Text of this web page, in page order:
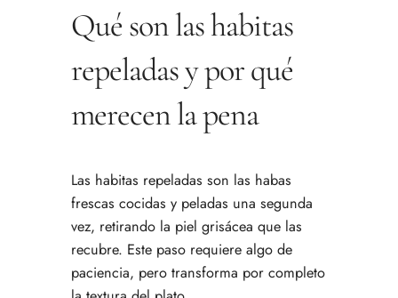
Qué son las habitas
repeladas y por qué
merecen la pena
Las habitas repeladas son las habas
frescas cocidas y peladas una segunda
vez, retirando la piel grisácea que las
recubre. Este paso requiere algo de
paciencia, pero transforma por completo